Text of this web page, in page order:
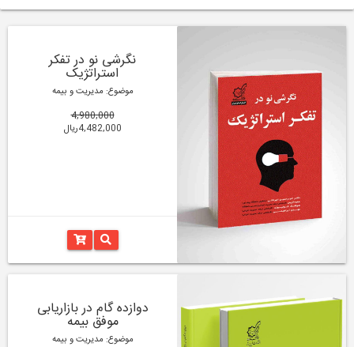
نگرشی نو در تفکر
استراتژیک
موضوع: مدیریت و بیمه
4,980,000
4,482,000ریال
دوازده گام در بازاریابی
موفق بیمه
موضوع: مدیریت و بیمه